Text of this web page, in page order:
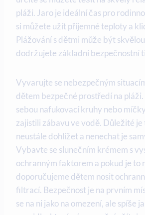
⁢pláži. Jaro je ideální čas ‌pro
si můžete užít příjemné teploty a
Plážování s dětmi ⁤může být‌
dodržujete základní‌ bezpečnostní
Vyvarujte ⁤se nebezpečným
‌dětem bezpečné prostředí na⁢
sebou nafukovací ​kruhy nebo
⁢zajistili zábavu‍ ve vodě. Důležité je
neustále ⁣dohlížet a nenechat‍ je
Vybavte se slunečním krémem s
ochranným ⁣faktorem a ⁣pokud⁢ je to
doporučujeme dětem nosit
⁤filtrací. Bezpečnost ⁢je‍ na prvním
se na ni jako na omezení, ale spíše